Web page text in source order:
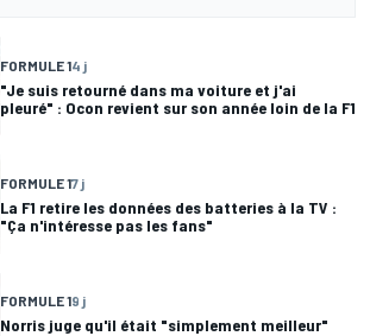
FORMULE 14 j
"Je suis retourné dans ma voiture et j'ai
pleuré" : Ocon revient sur son année loin de la F1
FORMULE 17 j
La F1 retire les données des batteries à la TV :
"Ça n'intéresse pas les fans"
FORMULE 19 j
Norris juge qu'il était "simplement meilleur"